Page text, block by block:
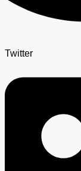
Twitter